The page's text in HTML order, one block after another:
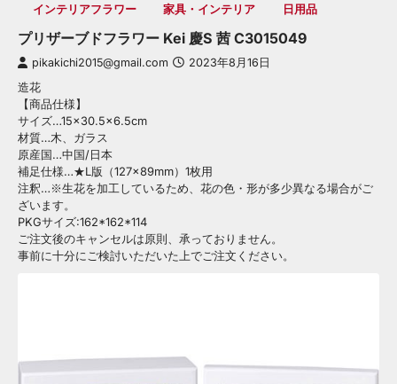
インテリアフラワー 家具・インテリア 日用品
プリザーブドフラワー Kei 慶S 茜 C3015049
pikakichi2015@gmail.com 2023年8月16日
造花
【商品仕様】
サイズ…15×30.5×6.5cm
材質…木、ガラス
原産国…中国/日本
補足仕様…★L版（127×89mm）1枚用
注釈…※生花を加工しているため、花の色・形が多少異なる場合がご
ざいます。
PKGサイズ:162*162*114
ご注文後のキャンセルは原則、承っておりません。
事前に十分にご検討いただいた上でご注文ください。